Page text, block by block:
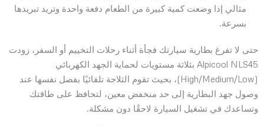
مثالي إذا وضعت كمية كبيرة من الطعام دفعة واحدة وتريد تبريدها
بسرعة.
حتى لا تفرغ بطارية سيارتك فجأة أثناء رحلات التخييم أو السفر، زودت
Alpicool NLS45 بثلاثة مستويات لحماية الجهد الكهربائي
(High/Medium/Low)، بحيث تقوم الثلاجة تلقائيًا بفصل نفسها عند
وصول جهد البطارية إلى حد منخفض معين، لتحافظ على طاقتك
وتساعدك في تشغيل السيارة لاحقًا دون مشكلة.